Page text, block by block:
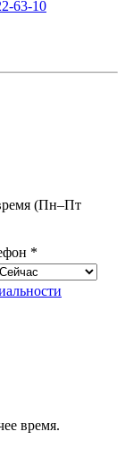
63-10
(Пн–Пт
*
время.